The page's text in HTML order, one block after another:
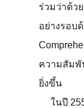
ร่วมว่าด้ว
อย่างรอบ
ความสัมพั
ยิ่งขึ้น
ในปี